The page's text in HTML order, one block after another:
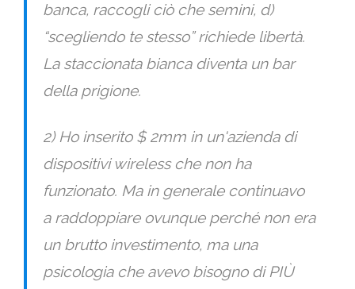
banca, raccogli ciò che semini, d)
“scegliendo te stesso” richiede libertà.
La staccionata bianca diventa un bar
della prigione.
2) Ho inserito $ 2mm in un'azienda di
dispositivi wireless che non ha
funzionato. Ma in generale continuavo
a raddoppiare ovunque perché non era
un brutto investimento, ma una
psicologia che avevo bisogno di PIÙ